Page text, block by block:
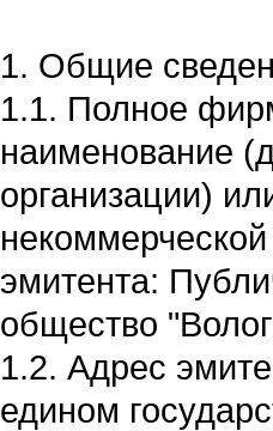
1. Общие
1.1. Полное
наименование
организации)
эмитента:
общество
1.2. Адрес
едином